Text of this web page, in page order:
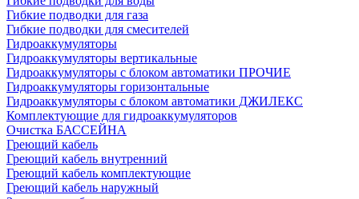
Гибкие подводки для газа
Гибкие подводки для смесителей
Гидроаккумуляторы
Гидроаккумуляторы вертикальные
Гидроаккумуляторы с блоком автоматики ПРОЧИЕ
Гидроаккумуляторы горизонтальные
Гидроаккумуляторы с блоком автоматики ДЖИЛЕКС
Комплектующие для гидроаккумуляторов
Очистка БАССЕЙНА
Греющий кабель
Греющий кабель внутренний
Греющий кабель комплектующие
Греющий кабель наружный